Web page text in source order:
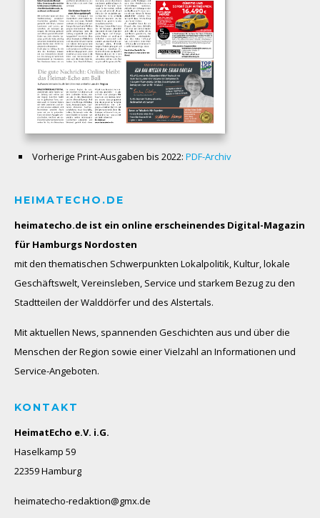
Vorherige Print-Ausgaben bis 2022: PDF-Archiv
HEIMATECHO.DE
heimatecho.de ist ein online erscheinendes Digital-Magazin
für Hamburgs Nordosten
mit den thematischen Schwerpunkten Lokalpolitik, Kultur, lokale
Geschäftswelt, Vereinsleben, Service und starkem Bezug zu den
Stadtteilen der Walddörfer und des Alstertals.
Mit aktuellen News, spannenden Geschichten aus und über die
Menschen der Region sowie einer Vielzahl an Informationen und
Service-Angeboten.
KONTAKT
HeimatEcho e.V. i.G.
Haselkamp 59
22359 Hamburg
heimatecho-redaktion@gmx.de